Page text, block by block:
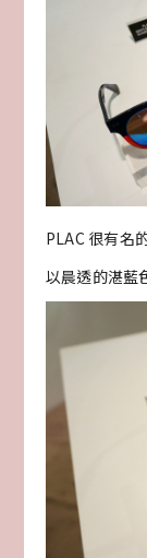
PLAC 很有名
以晨透的湛藍